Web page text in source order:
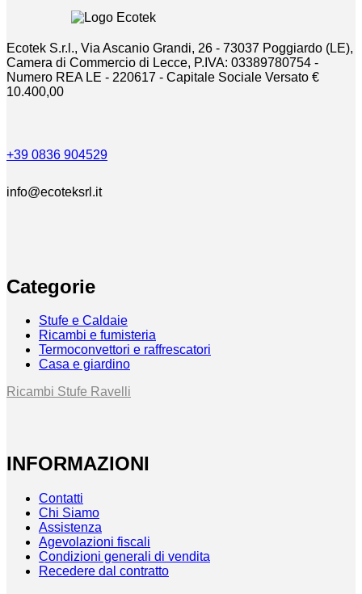
Ecotek S.r.l., Via Ascanio Grandi, 26 - 73037 Poggiardo (LE),
Camera di Commercio di Lecce, P.IVA: 03389780754 -
Numero REA LE - 220617 - Capitale Sociale Versato €
10.400,00
+39 0836 904529
info@ecoteksrl.it
Categorie
Stufe e Caldaie
Ricambi e fumisteria
Termoconvettori e raffrescatori
Casa e giardino
Ricambi Stufe Ravelli
INFORMAZIONI
Contatti
Chi Siamo
Assistenza
Agevolazioni fiscali
Condizioni generali di vendita
Recedere dal contratto